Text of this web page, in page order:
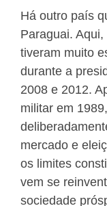
Há outro país
Paraguai.
tiveram muito
durante a
2008 e 2012.
militar em
mercado e
os limites
vem se
sociedade